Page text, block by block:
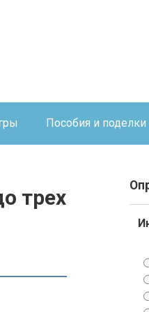
Пособия и поделки
трех